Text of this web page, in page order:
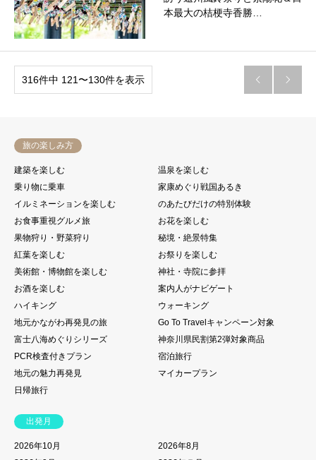
本最大の桔梗寺香勝…
316件中 121〜130件を表示  
旅の楽しみ方
建築を楽しむ
温泉を楽しむ
乗り物に乗車
家康めぐり戦国あるき
イルミネーションを楽しむ
のあたびだけの特別体験
お食事重視グルメ旅
お花を楽しむ
果物狩り・野菜狩り
秘境・絶景特集
紅葉を楽しむ
お祭りを楽しむ
美術館・博物館を楽しむ
神社・寺院に参拝
お酒を楽しむ
案内人がナビゲート
ハイキング
ウォーキング
地元かながわ再発見の旅
Go To Travelキャンペーン対象
富士八海めぐりシリーズ
神奈川県民割第2弾対象商品
PCR検査付きプラン
宿泊旅行
地元の魅力再発見
マイカープラン
日帰旅行
出発月
2026年10月
2026年8月